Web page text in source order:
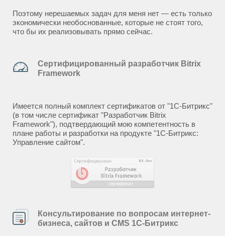
Поэтому нерешаемых задач для меня нет — есть только
экономически необоснованные, которые не стоят того,
что бы их реализовывать прямо сейчас.
Сертифицированный разработчик Bitrix
Framework
Имеется полный комплект сертификатов от "1С-Битрикс"
(в том числе сертификат "Разработчик Bitrix
Framework"), подтвердающий мою компетентность в
плане работы и разработки на продукте "1С-Битрикс:
Управление сайтом".
Консультирование по вопросам интернет-
бизнеса, сайтов и CMS 1С-Битрикс